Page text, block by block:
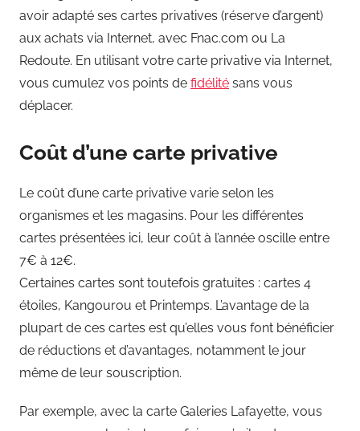
avoir adapté ses cartes privatives (réserve d’argent)
aux achats via Internet, avec Fnac.com ou La
Redoute. En utilisant votre carte privative via Internet,
vous cumulez vos points de fidélité sans vous
déplacer.
Coût d’une carte privative
Le coût d’une carte privative varie selon les
organismes et les magasins. Pour les différentes
cartes présentées ici, leur coût à l’année oscille entre
7€ à 12€.
Certaines cartes sont toutefois gratuites : cartes 4
étoiles, Kangourou et Printemps. L’avantage de la
plupart de ces cartes est qu’elles vous font bénéficier
de réductions et d’avantages, notamment le jour
même de leur souscription.
Par exemple, avec la carte Galeries Lafayette, vous